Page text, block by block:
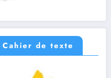
de texte